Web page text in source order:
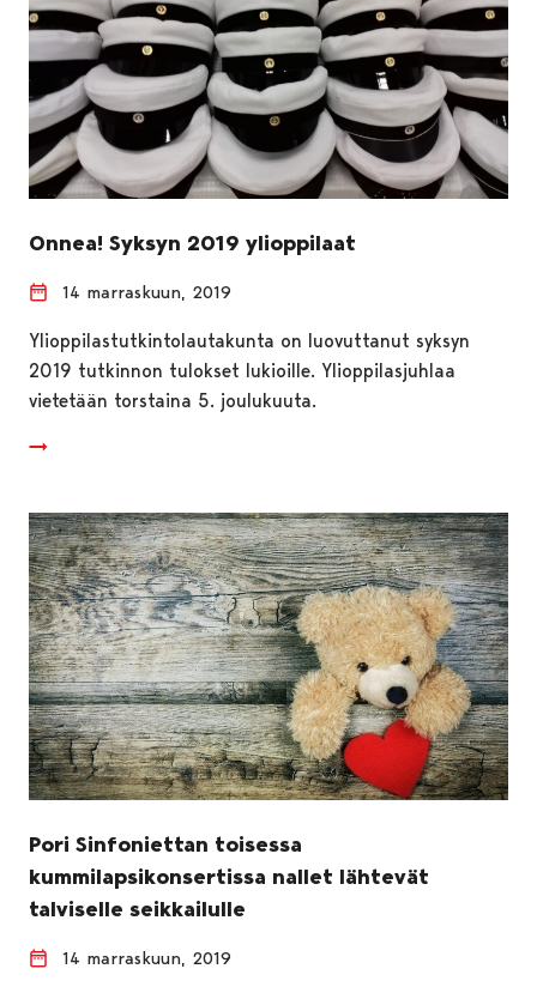
Onnea! Syksyn 2019 ylioppilaat
14 marraskuun, 2019
Ylioppilastutkintolautakunta on luovuttanut syksyn
2019 tutkinnon tulokset lukioille. Ylioppilasjuhlaa
vietetään torstaina 5. joulukuuta.
Pori Sinfoniettan toisessa
kummilapsikonsertissa nallet lähtevät
talviselle seikkailulle
14 marraskuun, 2019